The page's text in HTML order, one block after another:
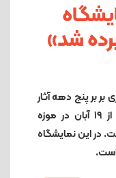
شد»
بر بر پنج دهه آثار
بهرام دبیری نقاش سرشناس معاصر، از ۱۹ آبان در موزه
در این نمایشگاه